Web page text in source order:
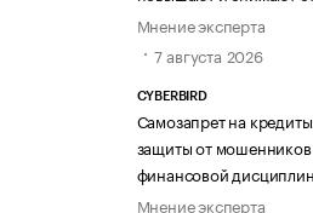
Мнение эксперта
7 августа 2026
CYBERBIRD
Самозапрет на
защиты от мошенников
финансовой
Мнение эксперта